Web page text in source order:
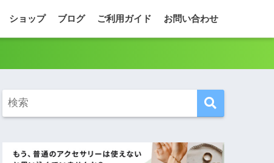
ショップ ブログ ご利用ガイド お問い合わせ